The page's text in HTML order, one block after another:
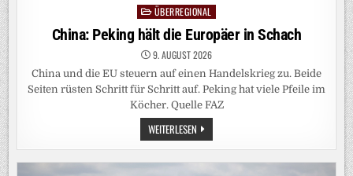
Posted
in
ÜBERREGIONAL
China: Peking hält die Europäer in Schach
9. AUGUST 2026
China und die EU steuern auf einen Handelskrieg zu. Beide
Seiten rüsten Schritt für Schritt auf. Peking hat viele Pfeile im
Köcher. Quelle FAZ
WEITERLESEN CHINA:
PEKING
HÄLT
DIE